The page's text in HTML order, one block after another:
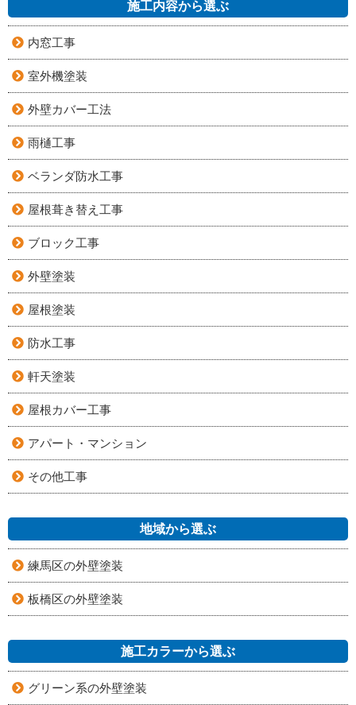
施工内容から選ぶ
内窓工事
室外機塗装
外壁カバー工法
雨樋工事
ベランダ防水工事
屋根葺き替え工事
ブロック工事
外壁塗装
屋根塗装
防水工事
軒天塗装
屋根カバー工事
アパート・マンション
その他工事
地域から選ぶ
練馬区の外壁塗装
板橋区の外壁塗装
施工カラーから選ぶ
グリーン系の外壁塗装